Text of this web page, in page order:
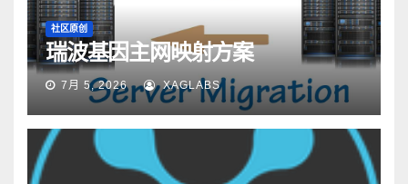
社区原创
瑞波基因主网映射方案
7月 5, 2026 XAGLABS